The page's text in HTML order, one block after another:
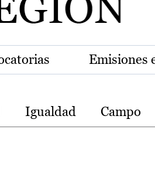
Emisiones
Igualdad Campo